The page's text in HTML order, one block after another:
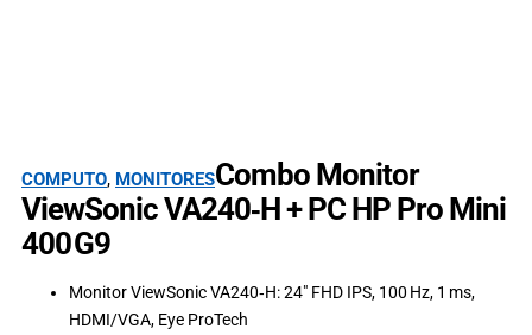
COMPUTO, MONITORESCombo Monitor
ViewSonic VA240‑H + PC HP Pro Mini
400 G9
Monitor ViewSonic VA240‑H: 24″ FHD IPS, 100 Hz, 1 ms,
HDMI/VGA, Eye ProTech